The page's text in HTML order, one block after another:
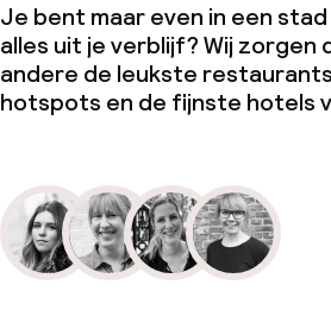
Je bent maar even in een stad
alles uit je verblijf? Wij zorgen
andere de leukste
hotspots en de fijnste hotels